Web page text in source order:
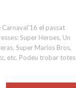
Carnaval'16 el passat
Super Heroes, Un
Super Marios Bros,
etc. Podeu trobar totes